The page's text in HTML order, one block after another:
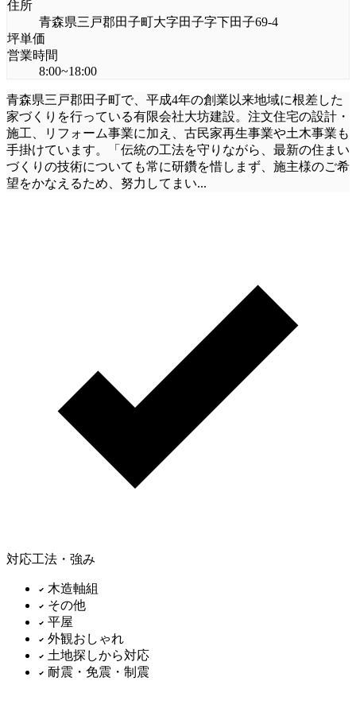
住所
青森県三戸郡田子町大字田子字下田子69-4
坪単価
営業時間
8:00~18:00
青森県三戸郡田子町で、平成4年の創業以来地域に根差した
家づくりを行っている有限会社大坊建設。注文住宅の設計・
施工、リフォーム事業に加え、古民家再生事業や土木事業も
手掛けています。「伝統の工法を守りながら、最新の住まい
づくりの技術についても常に研鑽を惜しまず、施主様のご希
望をかなえるため、努力してまい...
対応工法・強み
木造軸組
その他
平屋
外観おしゃれ
土地探しから対応
耐震・免震・制震